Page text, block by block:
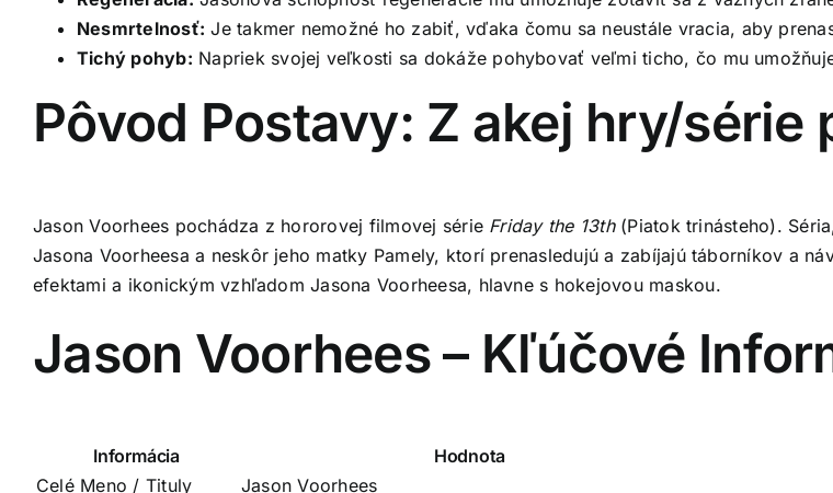
Nesmrtelnosť: Je takmer nemožné ho zabiť, vďaka čomu sa neustále vracia, aby
Tichý pohyb: Napriek svojej veľkosti sa dokáže pohybovať veľmi ticho, čo mu
Pôvod Postavy: Z akej hry/série
Jason Voorhees pochádza z hororovej filmovej série Friday the 13th(Piatok trinásteho).
Jasona Voorheesa a neskôr jeho matky Pamely, ktorí prenasledujú a zabíjajú táborníkov a
efektami a ikonickým vzhľadom Jasona Voorheesa, hlavne s hokejovou maskou.
Jason Voorhees – Kľúčové
Informácia
Hodnota
Celé Meno / Tituly
Jason Voorhees